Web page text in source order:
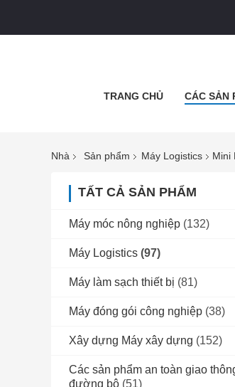
TRANG CHỦ CÁC SẢN
Nhà Sản phẩm Máy Logistics Mini
TẤT CẢ SẢN PHẨM
Máy móc nông nghiệp (132)
Máy Logistics (97)
Máy làm sạch thiết bị (81)
Máy đóng gói công nghiệp (38)
Xây dựng Máy xây dựng (152)
Các sản phẩm an toàn giao
đường bộ (51)